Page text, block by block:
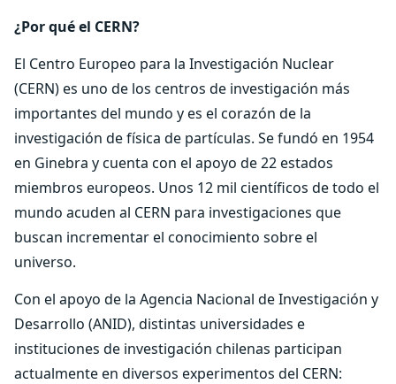
¿Por qué el CERN?
El Centro Europeo para la Investigación Nuclear
(CERN) es uno de los centros de investigación más
importantes del mundo y es el corazón de la
investigación de física de partículas. Se fundó en 1954
en Ginebra y cuenta con el apoyo de 22 estados
miembros europeos. Unos 12 mil científicos de todo el
mundo acuden al CERN para investigaciones que
buscan incrementar el conocimiento sobre el
universo.
Con el apoyo de la Agencia Nacional de Investigación y
Desarrollo (ANID), distintas universidades e
instituciones de investigación chilenas participan
actualmente en diversos experimentos del CERN: